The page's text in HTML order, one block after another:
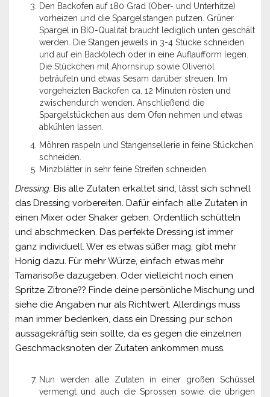
Den Backofen auf 180 Grad (Ober- und Unterhitze)
vorheizen und die Spargelstangen putzen. Grüner
Spargel in BIO-Qualität braucht lediglich unten geschält
werden. Die Stangen jeweils in 3-4 Stücke schneiden
und auf ein Backblech oder in eine Auflaufform legen.
Die Stückchen mit Ahornsirup sowie Olivenöl
beträufeln und etwas Sesam darüber streuen. Im
vorgeheizten Backofen ca. 12 Minuten rösten und
zwischendurch wenden. Anschließend die
Spargelstückchen aus dem Ofen nehmen und etwas
abkühlen lassen.
Möhren raspeln und Stangensellerie in feine Stückchen
schneiden.
Minzblätter in sehr feine Streifen schneiden.
Dressing: Bis alle Zutaten erkaltet sind, lässt sich schnell
das Dressing vorbereiten. Dafür einfach alle Zutaten in
einen Mixer oder Shaker geben. Ordentlich schütteln
und abschmecken. Das perfekte Dressing ist immer
ganz individuell. Wer es etwas süßer mag, gibt mehr
Honig dazu. Für mehr Würze, einfach etwas mehr
Tamarisoße dazugeben. Oder vielleicht noch einen
Spritze Zitrone?? Finde deine persönliche Mischung und
siehe die Angaben nur als Richtwert. Allerdings muss
man immer bedenken, dass ein Dressing pur schon
aussagekräftig sein sollte, da es gegen die einzelnen
Geschmacksnoten der Zutaten ankommen muss.
Nun werden alle Zutaten in einer großen Schüssel
vermengt und auch die Sprossen sowie die übrigen